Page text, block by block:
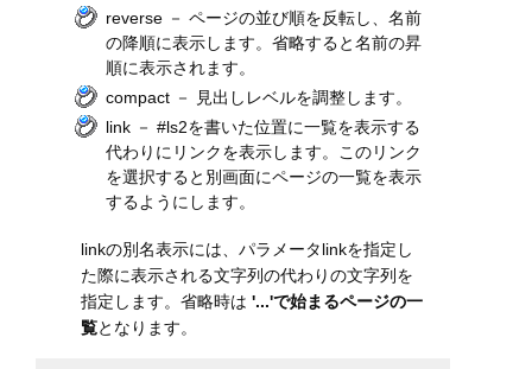
reverse － ページの並び順を反転し、名前
の降順に表示します。省略すると名前の昇
順に表示されます。
compact － 見出しレベルを調整します。
link － #ls2を書いた位置に一覧を表示する
代わりにリンクを表示します。このリンク
を選択すると別画面にページの一覧を表示
するようにします。
linkの別名表示には、パラメータlinkを指定し
た際に表示される文字列の代わりの文字列を
指定します。省略時は '...'で始まるページの一
覧となります。